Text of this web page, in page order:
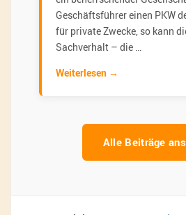
Geschäftsführer einen PKW
für private Zwecke, so kann
Sachverhalt – die …
Weiterlesen
Alle Beiträge